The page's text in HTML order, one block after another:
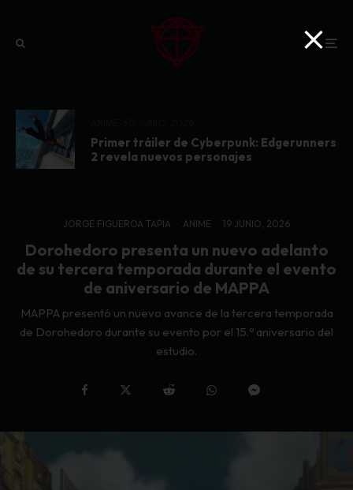
Primer tráiler de Cyberpunk: Edgerunners
2 revela nuevos personajes
JORGE FIGUEROA TAPIA · ANIME · 19 JUNIO, 2026
Dorohedoro presenta un nuevo adelanto
de su tercera temporada durante el evento
de aniversario de MAPPA
MAPPA presentó un nuevo avance de la tercera temporada
de Dorohedoro durante su evento por el 15.º aniversario del
estudio.